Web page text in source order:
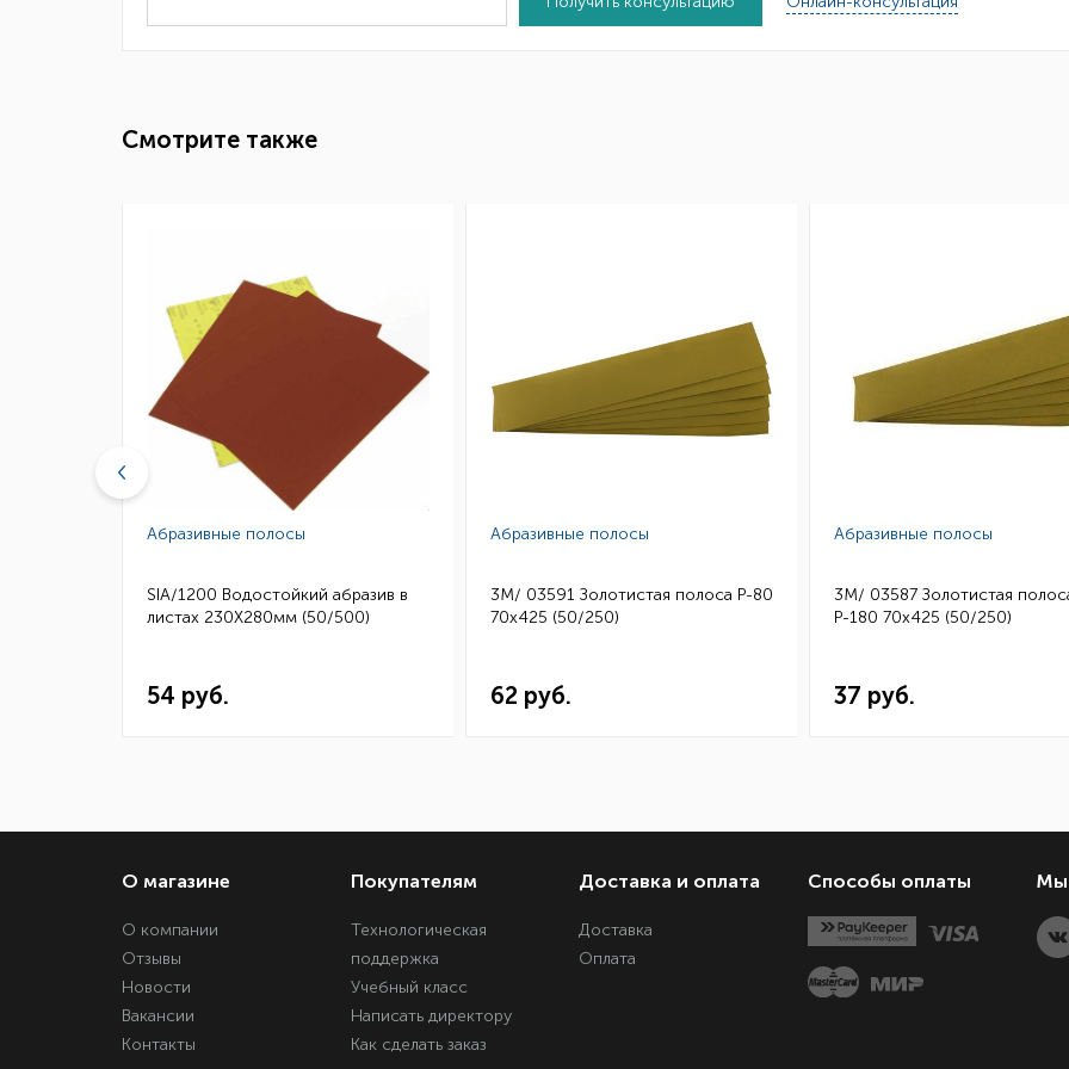
Смотрите также
Абразивные полосы
SIA/1200 Водостойкий абразив в
листах 230Х280мм (50/500)
54 руб.
Абразивные полосы
3M/ 03591 Золотистая полоса Р-80
70х425 (50/250)
62 руб.
Абразивные полосы
3M/ 03587 Золотистая
Р-180 70х425 (50/250)
37 руб.
О магазине
О компании
Отзывы
Новости
Вакансии
Контакты
Покупателям
Технологическая
поддержка
Учебный класс
Написать директору
Как сделать заказ
Доставка и оплата
Доставка
Оплата
Способы оплаты Мы